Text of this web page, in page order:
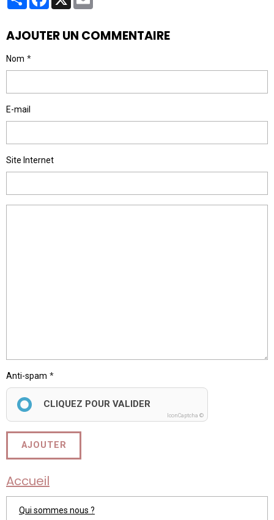
AJOUTER UN COMMENTAIRE
Nom
E-mail
Site Internet
Anti-spam
CLIQUEZ POUR VALIDER
IconCaptcha ©
AJOUTER
Accueil
Qui sommes nous ?